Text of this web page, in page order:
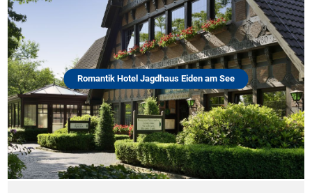
Romantik Hotel Jagdhaus Eiden am See